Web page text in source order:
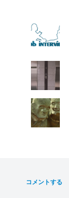
コメントする